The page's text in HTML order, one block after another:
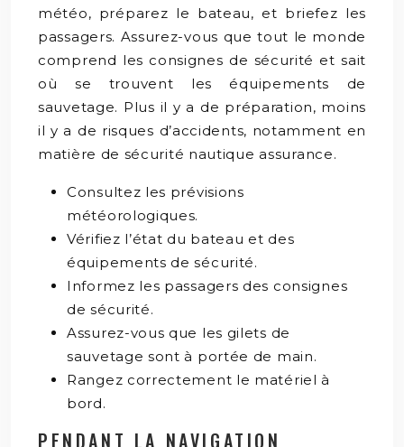
météo, préparez le bateau, et briefez les
passagers. Assurez-vous que tout le monde
comprend les consignes de sécurité et sait
où se trouvent les équipements de
sauvetage. Plus il y a de préparation, moins
il y a de risques d’accidents, notamment en
matière de sécurité nautique assurance.
Consultez les prévisions
météorologiques.
Vérifiez l’état du bateau et des
équipements de sécurité.
Informez les passagers des consignes
de sécurité.
Assurez-vous que les gilets de
sauvetage sont à portée de main.
Rangez correctement le matériel à
bord.
PENDANT LA NAVIGATION